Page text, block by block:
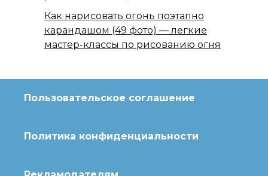
Как нарисовать огонь поэтапно
карандашом (49 фото) — легкие
мастер-классы по рисованию огня
Пользовательское соглашение
Политика конфиденциальности